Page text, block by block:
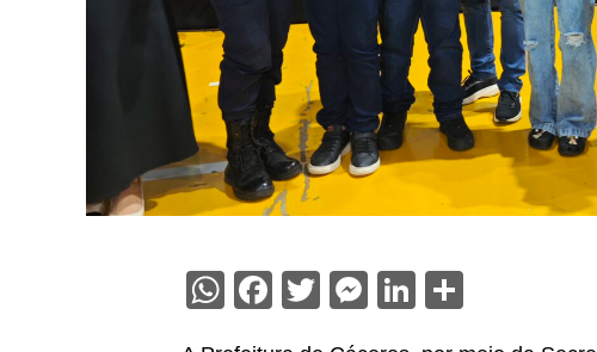
WhatsApp
Facebook
TwitterMessenger
LinkedIn